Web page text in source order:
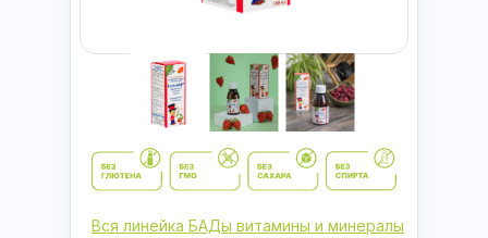
Вся линейка БАДы витамины и минералы